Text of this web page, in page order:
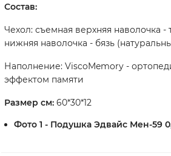
Состав:
Чехол: съемная верхняя наволочка -
нижняя наволочка - бязь
Наполнение: ViscoMemory -
эффектом памяти
Размер см: 60*30*12
Фото 1 - Подушка Эдвайс Мен-59